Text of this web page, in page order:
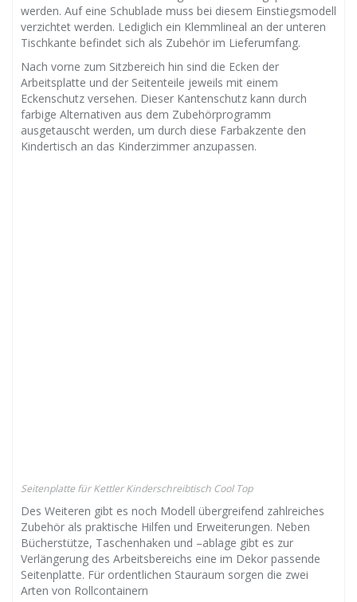
werden. Auf eine Schublade muss bei diesem Einstiegsmodell
verzichtet werden. Lediglich ein Klemmlineal an der unteren
Tischkante befindet sich als Zubehör im Lieferumfang.
Nach vorne zum Sitzbereich hin sind die Ecken der
Arbeitsplatte und der Seitenteile jeweils mit einem
Eckenschutz versehen. Dieser Kantenschutz kann durch
farbige Alternativen aus dem Zubehörprogramm
ausgetauscht werden, um durch diese Farbakzente den
Kindertisch an das Kinderzimmer anzupassen.
Seitenplatte für Kettler Kinderschreibtisch Cool Top
Des Weiteren gibt es noch Modell übergreifend zahlreiches
Zubehör als praktische Hilfen und Erweiterungen. Neben
Bücherstütze, Taschenhaken und –ablage gibt es zur
Verlängerung des Arbeitsbereichs eine im Dekor passende
Seitenplatte. Für ordentlichen Stauraum sorgen die zwei
Arten von Rollcontainern